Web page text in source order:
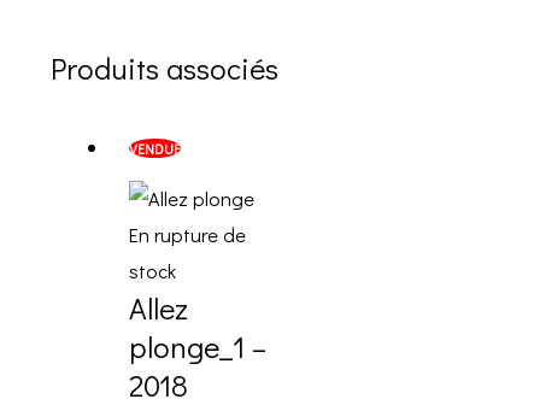
Produits associés
VENDUE
En rupture de
stock
Allez
plonge_1 –
2018